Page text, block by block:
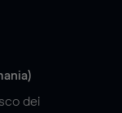
dei